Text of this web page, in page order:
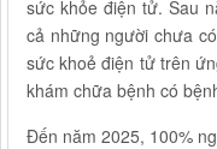
sức khỏe điện tử. Sau
cả những người chưa
sức khoẻ điện tử trên
khám chữa bệnh có
Đến năm 2025, 100%